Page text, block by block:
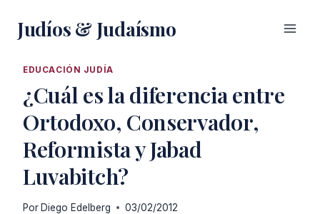
Judíos & Judaísmo
EDUCACIÓN JUDÍA
¿Cuál es la diferencia entre
Ortodoxo, Conservador,
Reformista y Jabad
Luvabitch?
Por Diego Edelberg 03/02/2012